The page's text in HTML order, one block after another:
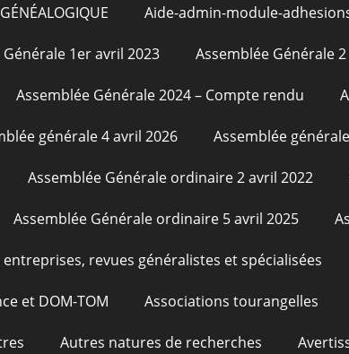
Aide-admin-module-
1er avril 2023 Assemblée Générale
Assemblée Générale 2024 – Compte rendu
générale 4 avril 2026 Assemblée
Assemblée Générale ordinaire 2 avril 2022
Assemblée Générale ordinaire 5 avril 2025
revues généralistes et spécialisées
et DOM-TOM Associations tourangelles
Autres natures de recherches